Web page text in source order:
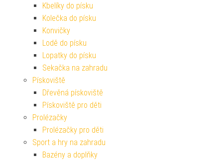
Kbelíky do písku
Kolečka do písku
Konvičky
Lodě do písku
Lopatky do písku
Sekačka na zahradu
Pískoviště
Dřevěná pískoviště
Pískoviště pro děti
Prolézačky
Prolézačky pro děti
Sport a hry na zahradu
Bazény a doplňky